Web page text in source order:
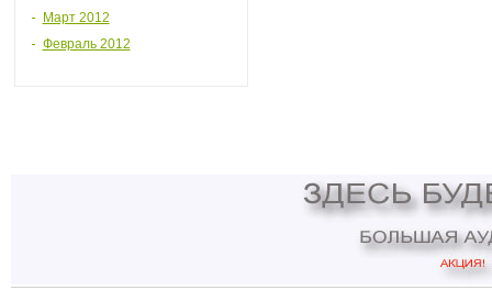
Март 2012
Февраль 2012